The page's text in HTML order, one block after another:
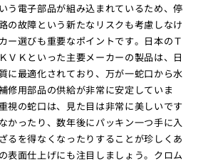
う電子部品が組み込まれているため、停
の故障という新たなリスクも考慮しなけ
ー選びも重要なポイントです。日本のＴ
ＶＫといった主要メーカーの製品は、日
に最適化されており、万が一蛇口から水
修用部品の供給が非常に安定していま
視の蛇口は、見た目は非常に美しいです
かったり、数年後にパッキン一つ手に入
るを得なくなったりすることが珍しくあ
表面仕上げにも注目しましょう。クロム